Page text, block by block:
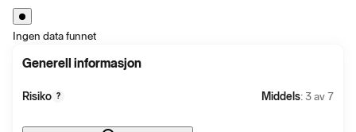
Ingen data funnet
Generell informasjon
Risiko ? Middels: 3 av 7